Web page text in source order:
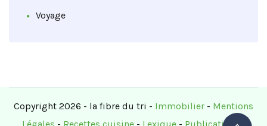
Voyage
Copyright 2026 - la fibre du tri - Immobilier - Mentions
Légales - Recettes cuisine- Lexique- Publications-